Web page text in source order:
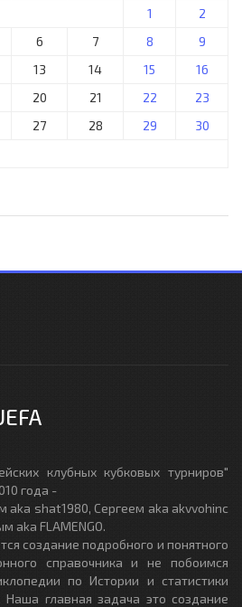
1
2
6 7 8
9
13 14 15
16
20 21 22
23
27 28 29
30
клубных кубковых турниров"
года -
shat1980, Сергеем aka akvvohinc
aka FLAMENGO.
создание подробного и понятного
справочника и не побоимся
по Истории и статистики
Наша главная задача это создание